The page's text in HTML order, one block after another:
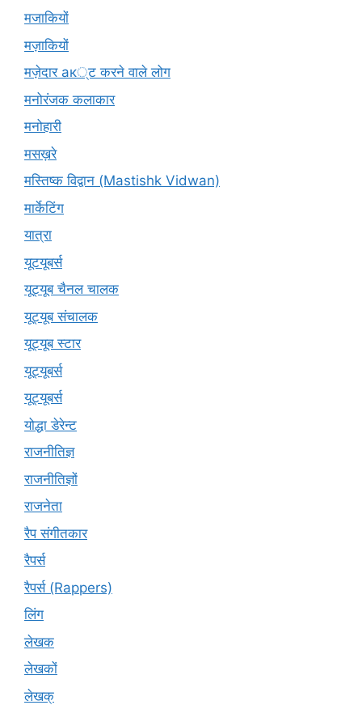
मजाकियों
मज़ाकियों
मज़ेदार ак्ट करने वाले लोग
मनोरंजक कलाकार
मनोहारी
मसख़रे
मस्तिष्क विद्वान (Mastishk Vidwan)
मार्केटिंग
यात्रा
यूटयूबर्स
यूट्यूब चैनल चालक
यूट्यूब संचालक
यूट्यूब स्टार
यूट्यूबर्स
यूट्‍यूबर्स
योद्धा डेरेन्ट
राजनीतिज्ञ
राजनीतिज्ञों
राजनेता
रैप संगीतकार
रैपर्स
रैपर्स (Rappers)
लिंग
लेखक
लेखकों
लेखक्